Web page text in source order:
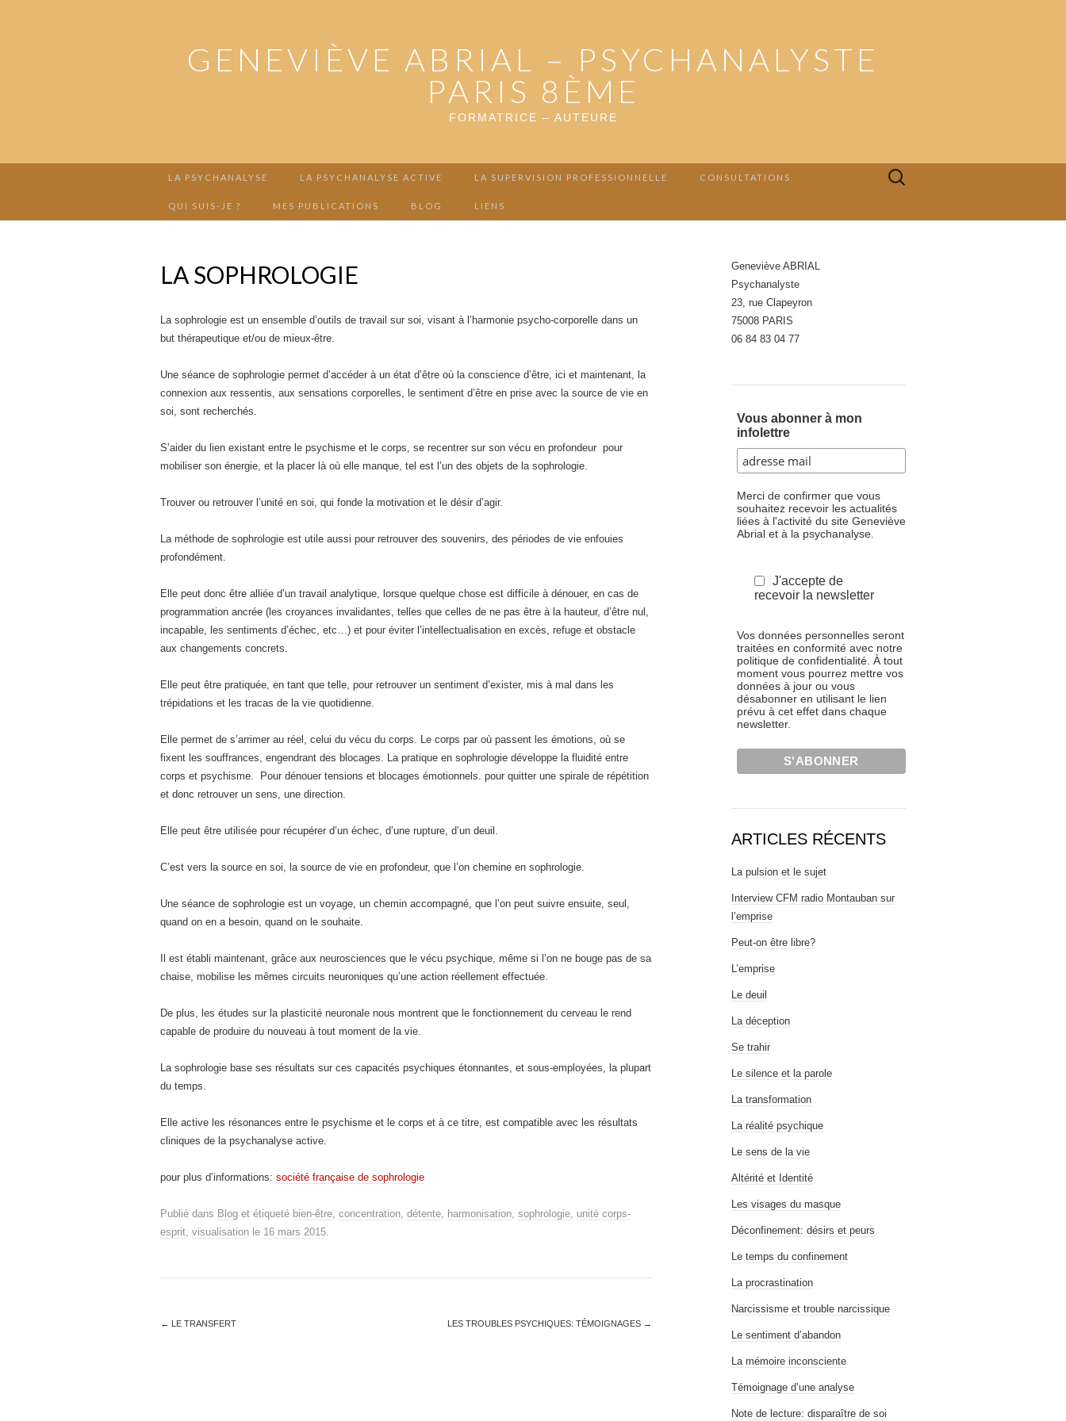
GENEVIÈVE ABRIAL – PSYCHANALYSTE
PARIS 8ÈME
FORMATRICE – AUTEURE
LA PSYCHANALYSE LA PSYCHANALYSE ACTIVE LA SUPERVISION PROFESSIONNELLE CONSULTATIONS
QUI SUIS-JE ? MES PUBLICATIONS BLOG LIENS
Rechercher :
LA SOPHROLOGIE
La sophrologie est un ensemble d’outils de travail sur soi, visant à l’harmonie psycho-corporelle dans un
but thérapeutique et/ou de mieux-être.
Une séance de sophrologie permet d’accéder à un état d’être où la conscience d’être, ici et maintenant, la
connexion aux ressentis, aux sensations corporelles, le sentiment d’être en prise avec la source de vie en
soi, sont recherchés.
S’aider du lien existant entre le psychisme et le corps, se recentrer sur son vécu en profondeur pour
mobiliser son énergie, et la placer là où elle manque, tel est l’un des objets de la sophrologie.
Trouver ou retrouver l’unité en soi, qui fonde la motivation et le désir d’agir.
La méthode de sophrologie est utile aussi pour retrouver des souvenirs, des périodes de vie enfouies
profondément.
Elle peut donc être alliée d’un travail analytique, lorsque quelque chose est difficile à dénouer, en cas de
programmation ancrée (les croyances invalidantes, telles que celles de ne pas être à la hauteur, d’être nul,
incapable, les sentiments d’échec, etc…) et pour éviter l’intellectualisation en excès, refuge et obstacle
aux changements concrets.
Elle peut être pratiquée, en tant que telle, pour retrouver un sentiment d’exister, mis à mal dans les
trépidations et les tracas de la vie quotidienne.
Elle permet de s’arrimer au réel, celui du vécu du corps. Le corps par où passent les émotions, où se
fixent les souffrances, engendrant des blocages. La pratique en sophrologie développe la fluidité entre
corps et psychisme. Pour dénouer tensions et blocages émotionnels. pour quitter une spirale de répétition
et donc retrouver un sens, une direction.
Elle peut être utilisée pour récupérer d’un échec, d’une rupture, d’un deuil.
C’est vers la source en soi, la source de vie en profondeur, que l’on chemine en sophrologie.
Une séance de sophrologie est un voyage, un chemin accompagné, que l’on peut suivre ensuite, seul,
quand on en a besoin, quand on le souhaite.
Il est établi maintenant, grâce aux neurosciences que le vécu psychique, même si l’on ne bouge pas de sa
chaise, mobilise les mêmes circuits neuroniques qu’une action réellement effectuée.
De plus, les études sur la plasticité neuronale nous montrent que le fonctionnement du cerveau le rend
capable de produire du nouveau à tout moment de la vie.
La sophrologie base ses résultats sur ces capacités psychiques étonnantes, et sous-employées, la plupart
du temps.
Elle active les résonances entre le psychisme et le corps et à ce titre, est compatible avec les résultats
cliniques de la psychanalyse active.
pour plus d’informations: société française de sophrologie
Publié dans Blog et étiqueté bien-être, concentration, détente, harmonisation, sophrologie, unité corps-
esprit, visualisation le 16 mars 2015.
← LE TRANSFERT LES TROUBLES PSYCHIQUES: TÉMOIGNAGES →
Geneviève ABRIAL
Psychanalyste
23, rue Clapeyron
75008 PARIS
06 84 83 04 77
Vous abonner à mon
infolettre
Merci de confirmer que vous
souhaitez recevoir les actualités
liées à l'activité du site Geneviève
Abrial et à la psychanalyse.
J'accepte de
recevoir la newsletter
Vos données personnelles seront
traitées en conformité avec notre
politique de confidentialité. À tout
moment vous pourrez mettre vos
données à jour ou vous
désabonner en utilisant le lien
prévu à cet effet dans chaque
newsletter.
ARTICLES RÉCENTS
La pulsion et le sujet
Interview CFM radio Montauban sur
l’emprise
Peut-on être libre?
L’emprise
Le deuil
La déception
Se trahir
Le silence et la parole
La transformation
La réalité psychique
Le sens de la vie
Altérité et Identité
Les visages du masque
Déconfinement: désirs et peurs
Le temps du confinement
La procrastination
Narcissisme et trouble narcissique
Le sentiment d’abandon
La mémoire inconsciente
Témoignage d’une analyse
Note de lecture: disparaître de soi